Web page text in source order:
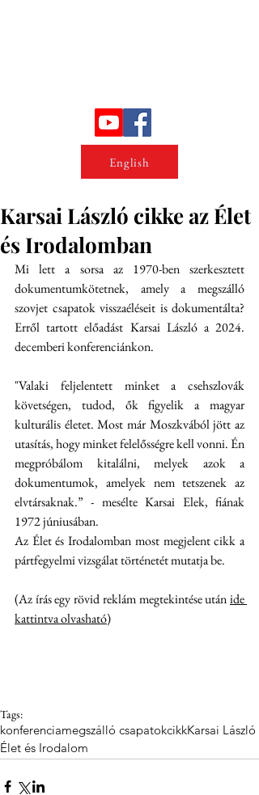
English
Karsai László cikke az Élet
és Irodalomban
Mi lett a sorsa az 1970-ben szerkesztett
dokumentumkötetnek, amely a megszálló
szovjet csapatok visszaéléseit is dokumentálta?
Erről tartott előadást Karsai László a 2024.
decemberi konferenciánkon.
"Valaki feljelentett minket a csehszlovák
követségen, tudod, ők figyelik a magyar
kulturális életet. Most már Moszkvából jött az
utasítás, hogy minket felelősségre kell vonni. Én
megpróbálom kitalálni, melyek azok a
dokumentumok, amelyek nem tetszenek az
elvtársaknak.” - mesélte Karsai Elek, fiának
1972 júniusában.
Az Élet és Irodalomban most megjelent cikk a
pártfegyelmi vizsgálat történetét mutatja be.
(Az írás egy rövid reklám megtekintése után ide
kattintva olvasható)
Tags:
konferenciamegszálló csapatokcikkKarsai László
Élet és Irodalom